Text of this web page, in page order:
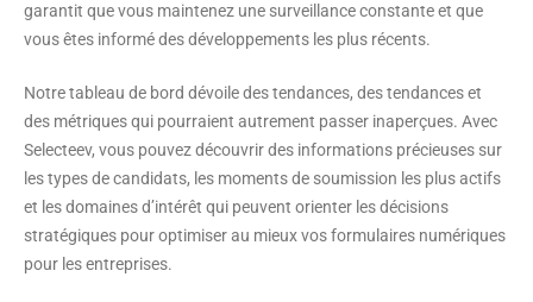
garantit que vous maintenez une surveillance constante et que
vous êtes informé des développements les plus récents.
Notre tableau de bord dévoile des tendances, des tendances et
des métriques qui pourraient autrement passer inaperçues. Avec
Selecteev, vous pouvez découvrir des informations précieuses sur
les types de candidats, les moments de soumission les plus actifs
et les domaines d’intérêt qui peuvent orienter les décisions
stratégiques pour optimiser au mieux vos formulaires numériques
pour les entreprises.